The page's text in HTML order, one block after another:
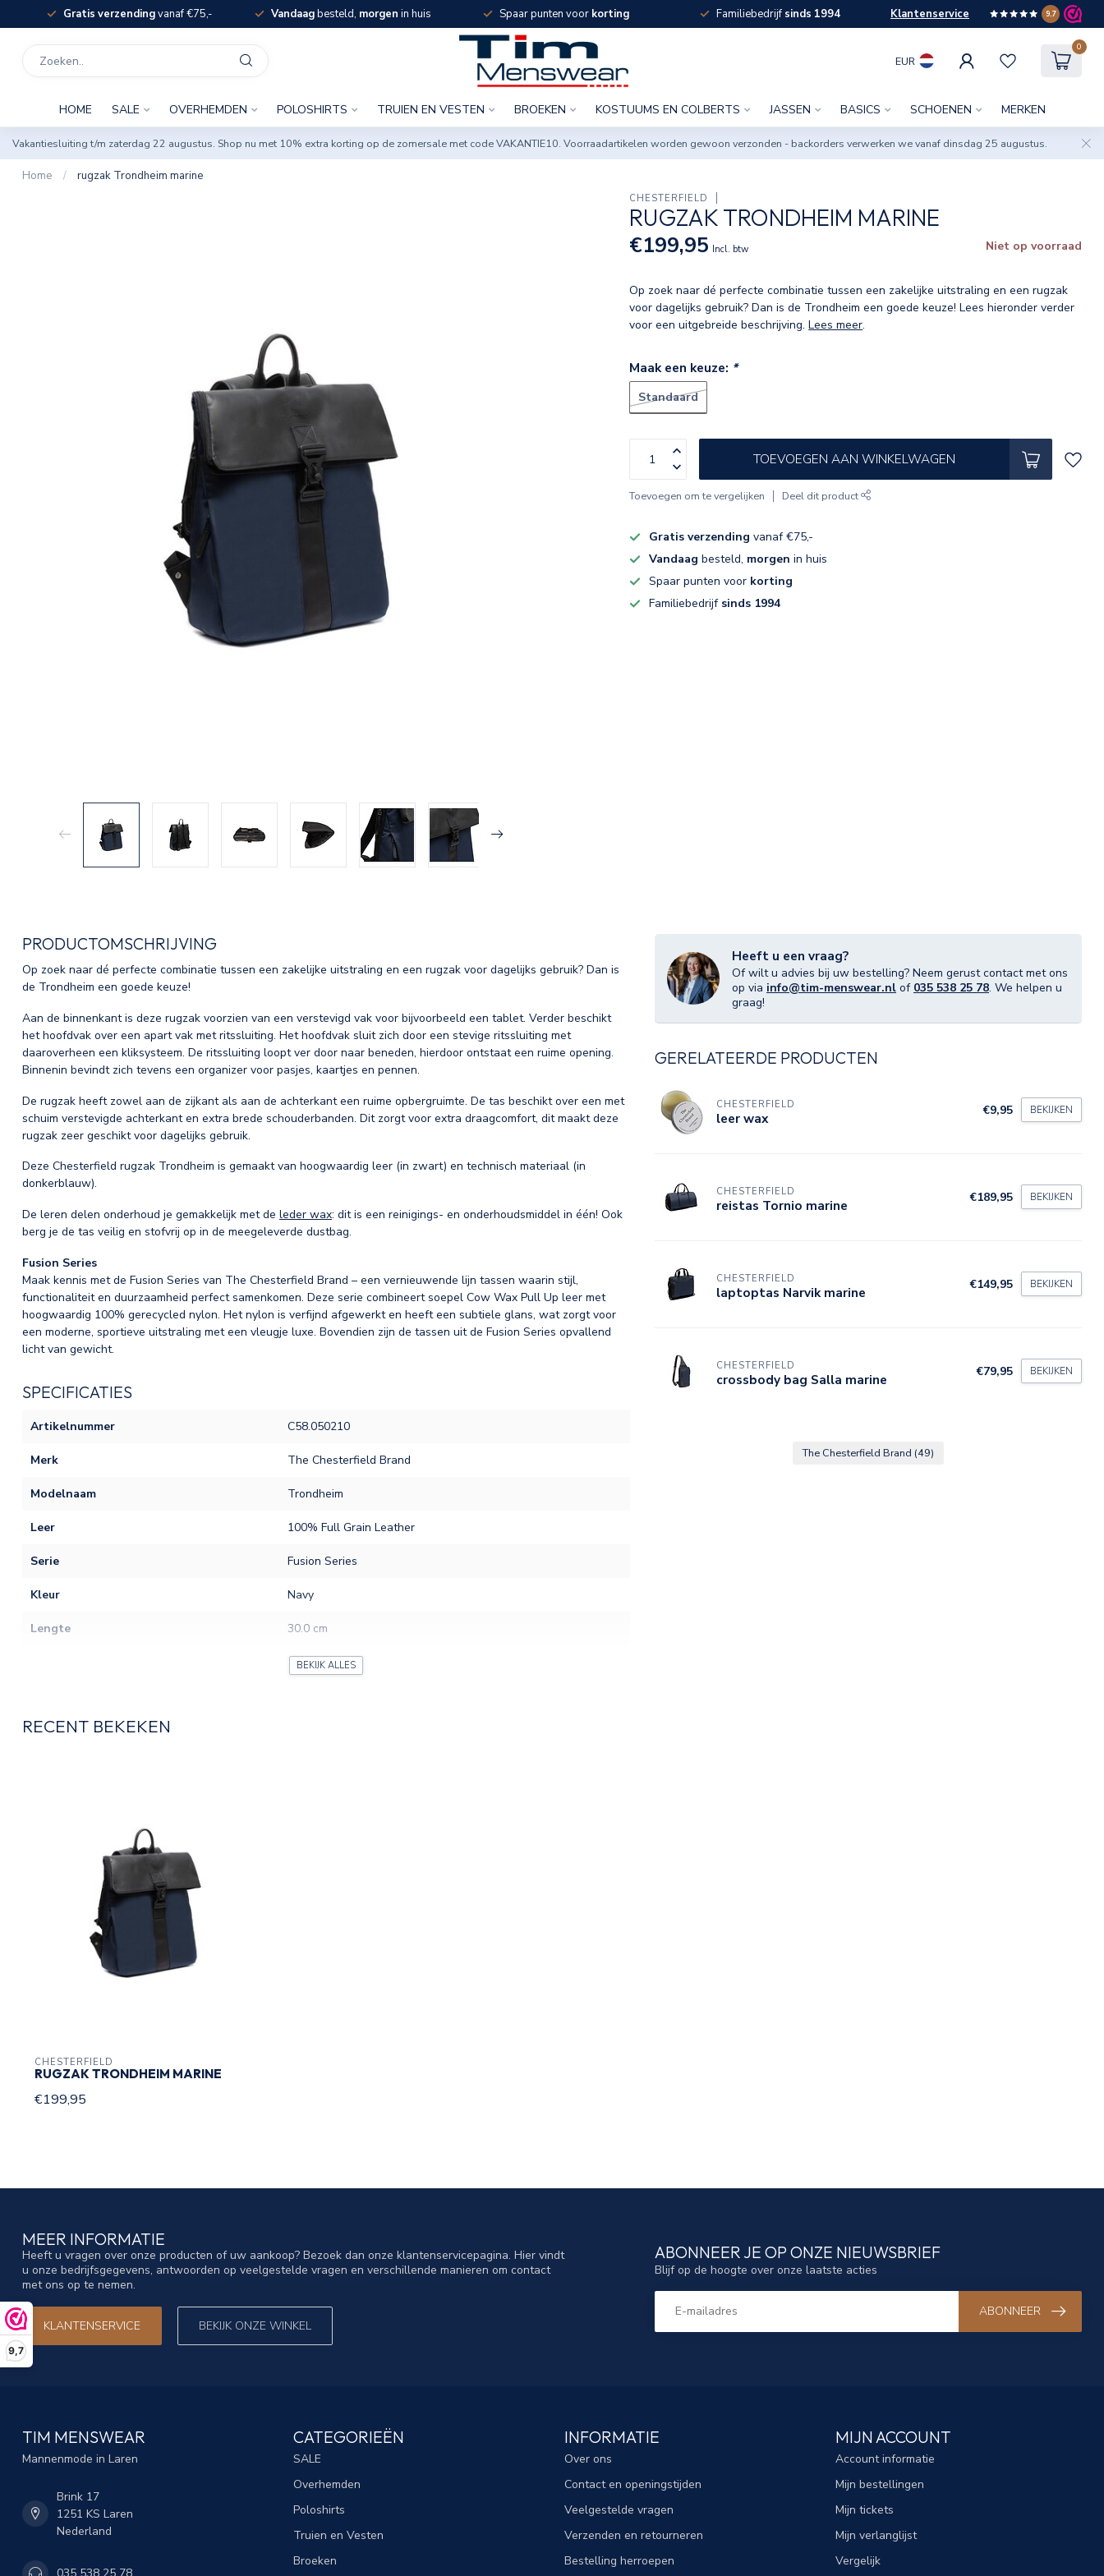
9,7
Gratis verzendingvanaf €75,- Vandaagbesteld, morgen in huis Spaar punten voor korting Familiebedrijf sinds 1994 Klantenservice 9.7
EUR
0
HOME SALE OVERHEMDEN POLOSHIRTS TRUIEN EN VESTEN BROEKEN KOSTUUMS EN COLBERTS JASSEN BASICS SCHOENEN MERKEN
Vakantiesluiting t/m zaterdag 22 augustus. Shop nu met 10% extra korting op de zomersale met code VAKANTIE10. Voorraadartikelen worden gewoon verzonden - backorders verwerken we vanaf dinsdag 25 augustus.
Home / rugzak Trondheim marine
CHESTERFIELD
RUGZAK TRONDHEIM MARINE
€199,95 Incl. btw Niet op voorraad
Op zoek naar dé perfecte combinatie tussen een zakelijke uitstraling en een rugzak
voor dagelijks gebruik? Dan is de Trondheim een goede keuze! Lees hieronder verder
voor een uitgebreide beschrijving.Lees meer.
Maak een keuze: *
Standaard
TOEVOEGEN AAN WINKELWAGEN
Toevoegen om te vergelijken Deel dit product
Gratis verzending vanaf €75,-
Vandaag besteld, morgen in huis
Spaar punten voor korting
Familiebedrijf sinds 1994
PRODUCTOMSCHRIJVING
Op zoek naar dé perfecte combinatie tussen een zakelijke uitstraling en een rugzak voor dagelijks gebruik? Dan is
de Trondheim een goede keuze!
Aan de binnenkant is deze rugzak voorzien van een verstevigd vak voor bijvoorbeeld een tablet. Verder beschikt
het hoofdvak over een apart vak met ritssluiting. Het hoofdvak sluit zich door een stevige ritssluiting met
daaroverheen een kliksysteem. De ritssluiting loopt ver door naar beneden, hierdoor ontstaat een ruime opening.
Binnenin bevindt zich tevens een organizer voor pasjes, kaartjes en pennen.
De rugzak heeft zowel aan de zijkant als aan de achterkant een ruime opbergruimte. De tas beschikt over een met
schuim verstevigde achterkant en extra brede schouderbanden. Dit zorgt voor extra draagcomfort, dit maakt deze
rugzak zeer geschikt voor dagelijks gebruik.
Deze Chesterfield rugzak Trondheim is gemaakt van hoogwaardig leer (in zwart) en technisch materiaal (in
donkerblauw).
De leren delen onderhoud je gemakkelijk met de leder wax: dit is een reinigings- en onderhoudsmiddel in één! Ook
berg je de tas veilig en stofvrij op in de meegeleverde dustbag.
Fusion Series
Maak kennis met de Fusion Series van The Chesterfield Brand – een vernieuwende lijn tassen waarin stijl,
functionaliteit en duurzaamheid perfect samenkomen. Deze serie combineert soepel Cow Wax Pull Up leer met
hoogwaardig 100% gerecycled nylon. Het nylon is verfijnd afgewerkt en heeft een subtiele glans, wat zorgt voor
een moderne, sportieve uitstraling met een vleugje luxe. Bovendien zijn de tassen uit de Fusion Series opvallend
licht van gewicht.
SPECIFICATIES
Artikelnummer C58.050210
Merk The Chesterfield Brand
Modelnaam Trondheim
Leer 100% Full Grain Leather
Serie Fusion Series
Kleur Navy
Lengte 30.0 cm
14.0 cm
Laptopvak
Binnenvakken
Ritsvakken binnenkant
BEKIJK ALLES
Heeft u een vraag?
Of wilt u advies bij uw bestelling? Neem gerust contact met ons
op via info@tim-menswear.nl of 035 538 25 78. We helpen u
graag!
GERELATEERDE PRODUCTEN
CHESTERFIELD
leer wax €9,95 BEKIJKEN
CHESTERFIELD
reistas Tornio marine €189,95 BEKIJKEN
CHESTERFIELD
laptoptas Narvik marine €149,95 BEKIJKEN
CHESTERFIELD
crossbody bag Salla marine €79,95 BEKIJKEN
The Chesterfield Brand (49)
RECENT BEKEKEN
CHESTERFIELD
RUGZAK TRONDHEIM MARINE
€199,95
MEER INFORMATIE
Heeft u vragen over onze producten of uw aankoop? Bezoek dan onze klantenservicepagina. Hier vindt
u onze bedrijfsgegevens, antwoorden op veelgestelde vragen en verschillende manieren om contact
met ons op te nemen.
KLANTENSERVICE BEKIJK ONZE WINKEL
ABONNEER JE OP ONZE NIEUWSBRIEF
Blijf op de hoogte over onze laatste acties
ABONNEER
TIM MENSWEAR
Mannenmode in Laren
Brink 17
1251 KS Laren
Nederland
CATEGORIEËN
SALE
Overhemden
Poloshirts
Truien en Vesten
Broeken
INFORMATIE
Over ons
Contact en openingstijden
Veelgestelde vragen
Verzenden en retourneren
Bestelling herroepen
MIJN ACCOUNT
Account informatie
Mijn bestellingen
Mijn tickets
Mijn verlanglijst
Vergelijk